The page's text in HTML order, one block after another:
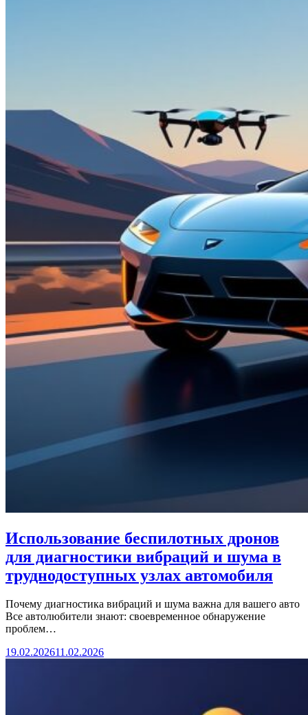
Использование беспилотных дронов
для диагностики вибраций и шума в
труднодоступных узлах автомобиля
Почему диагностика вибраций и шума важна для вашего авто
Все автолюбители знают: своевременное обнаружение
проблем…
19.02.202611.02.2026